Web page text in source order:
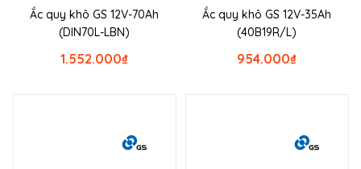
Ắc quy khô GS 12V-70Ah
(DIN70L-LBN)
₫
1.552.000
Ắc quy khô GS 12V-35Ah
(40B19R/L)
₫
954.000